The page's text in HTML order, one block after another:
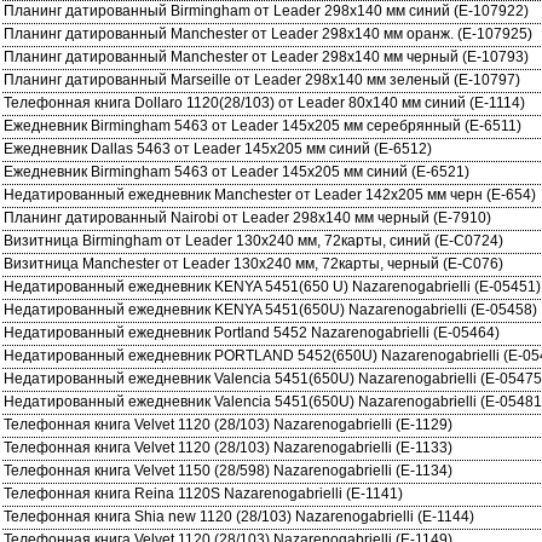
Планинг датированный Birmingham от Leader 298х140 мм синий (E-107922)
Планинг датированный Manchester от Leader 298х140 мм оранж. (E-107925)
Планинг датированный Manchester от Leader 298х140 мм черный (E-10793)
Планинг датированный Marseille от Leader 298х140 мм зеленый (E-10797)
Телефонная книга Dollaro 1120(28/103) от Leader 80x140 мм синий (E-1114)
Ежедневник Birmingham 5463 от Leader 145x205 мм серебрянный (E-6511)
Ежедневник Dallas 5463 от Leader 145x205 мм синий (E-6512)
Ежедневник Birmingham 5463 от Leader 145x205 мм синий (E-6521)
Недатированный ежедневник Manchester от Leader 142х205 мм черн (E-654)
Планинг датированный Nairobi от Leader 298х140 мм черный (E-7910)
Визитница Birmingham от Leader 130х240 мм, 72карты, синий (E-C0724)
Визитница Manchester от Leader 130х240 мм, 72карты, черный (E-C076)
Недатированный ежедневник KENYA 5451(650 U) Nazarenogabrielli (E-05451)
Недатированный ежедневник KENYA 5451(650U) Nazarenogabrielli (E-05458)
Недатированный ежедневник Portland 5452 Nazarenogabrielli (E-05464)
Недатированный ежедневник PORTLAND 5452(650U) Nazarenogabrielli (E-
Недатированный ежедневник Valencia 5451(650U) Nazarenogabrielli (E-
Недатированный ежедневник Valencia 5451(650U) Nazarenogabrielli (E-
Телефонная книга Velvet 1120 (28/103) Nazarenogabrielli (E-1129)
Телефонная книга Velvet 1120 (28/103) Nazarenogabrielli (E-1133)
Телефонная книга Velvet 1150 (28/598) Nazarenogabrielli (E-1134)
Телефонная книга Reina 1120S Nazarenogabrielli (E-1141)
Телефонная книга Shia new 1120 (28/103) Nazarenogabrielli (E-1144)